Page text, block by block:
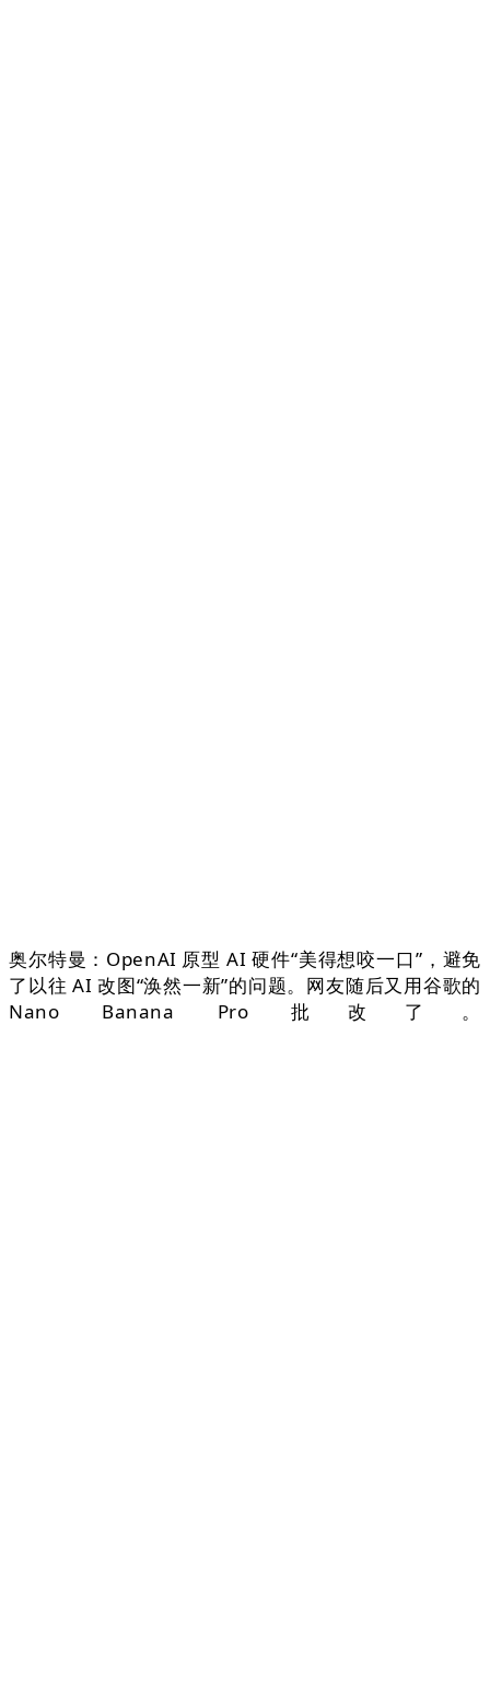
奥尔特曼：OpenAI 原型 AI 硬件“美得想咬一口”，避免
了以往 AI 改图“涣然一新”的问题。网友随后又用谷歌的
Nano Banana Pro 批改了。